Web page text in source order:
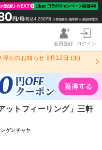
会員登録 ログイン
停止のお知らせ 8月12日 (水)
ットフィーリング」三軒
ゲンチャヤ